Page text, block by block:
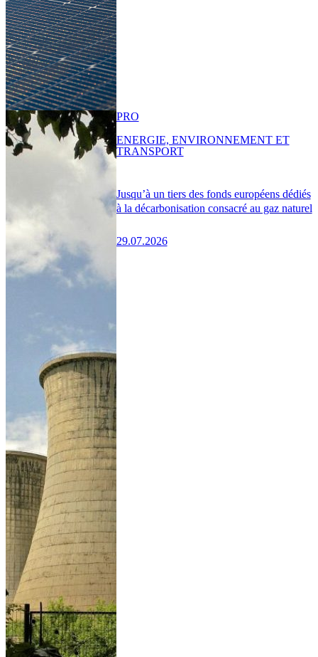
Jusqu’à un tiers des fonds européens dédiés
à la décarbonisation consacré au gaz naturel
29.07.2026
PRO
ENERGIE, ENVIRONNEMENT ET
TRANSPORT